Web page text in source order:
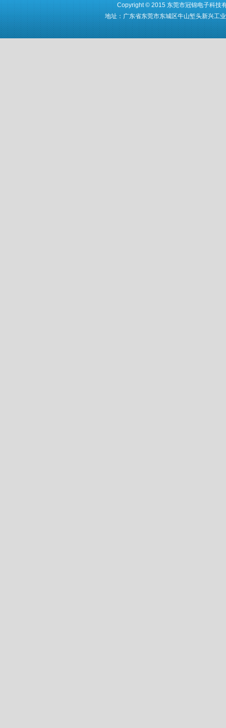
Copyright © 2015 东莞市冠锦电子科
地址：广东省东莞市东城区牛山堑头新兴